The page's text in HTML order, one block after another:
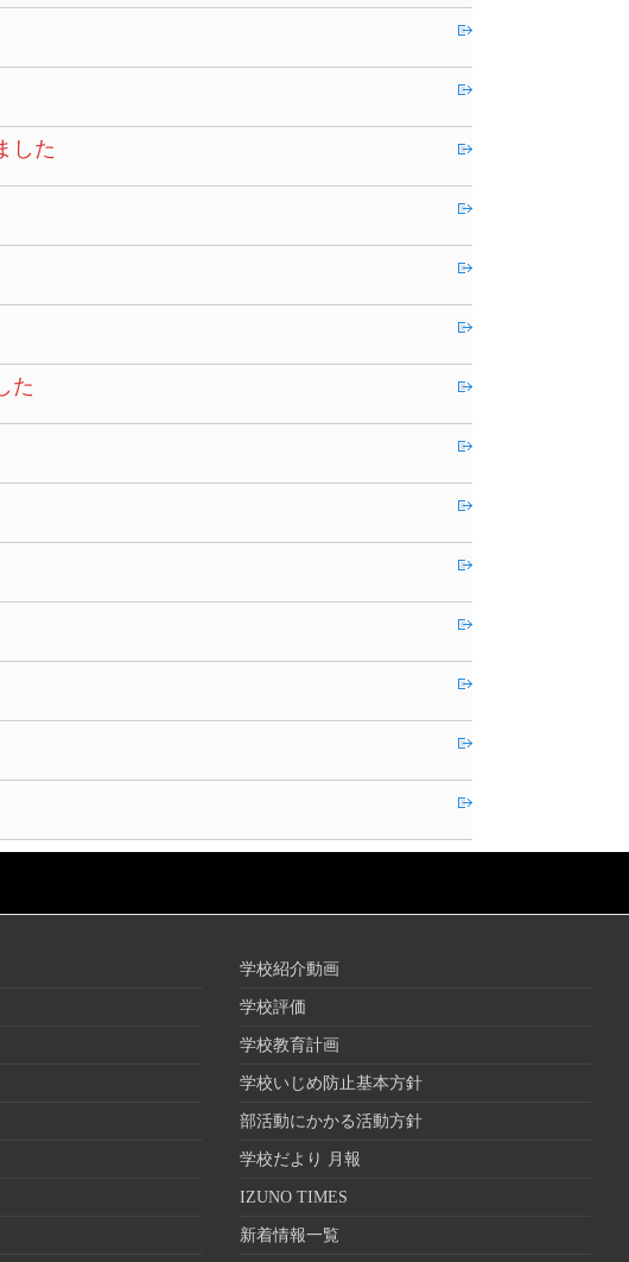
した
た
学校紹介動画
学校評価
学校教育計画
学校いじめ防止基本方針
部活動にかかる活動方針
学校だより 月報
IZUNO TIMES
新着情報一覧